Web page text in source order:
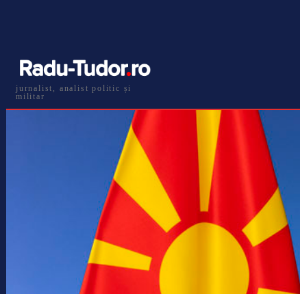
jurnalist, analist politic și
militar